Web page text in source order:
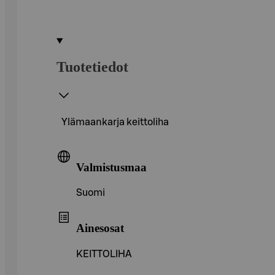
Tuotetiedot
Ylämaankarja keittoliha
Valmistusmaa
Suomi
Ainesosat
KEITTOLIHA